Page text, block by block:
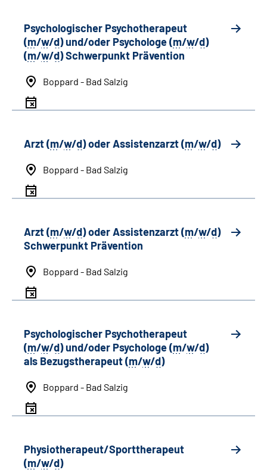
Psychologischer Psychotherapeut
(m/w/d) und/oder Psychologe (m/w/d)
(m/w/d) Schwerpunkt Prävention
Boppard - Bad Salzig
Arzt (m/w/d) oder Assistenzarzt (m/w/d)
Boppard - Bad Salzig
Arzt (m/w/d) oder Assistenzarzt (m/w/d)
Schwerpunkt Prävention
Boppard - Bad Salzig
Psychologischer Psychotherapeut
(m/w/d) und/oder Psychologe (m/w/d)
als Bezugstherapeut (m/w/d)
Boppard - Bad Salzig
Physiotherapeut/Sporttherapeut
(m/w/d)